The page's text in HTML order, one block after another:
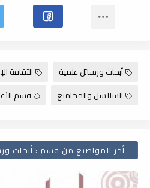
أبحاث ورسائل علمية
الثقافة
السلاسل والمجاميع
قسم
أخر المواضيع من قسم : أبحاث